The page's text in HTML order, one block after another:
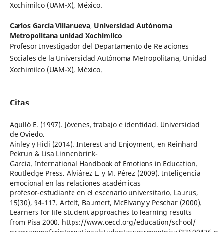
Xochimilco (UAM-X), México.
Carlos García Villanueva, Universidad Autónoma
Metropolitana unidad Xochimilco
Profesor Investigador del Departamento de Relaciones
Sociales de la Universidad Autónoma Metropolitana, Unidad
Xochimilco (UAM-X), México.
Citas
Agulló E. (1997). Jóvenes, trabajo e identidad. Universidad
de Oviedo.
Ainley y Hidi (2014). Interest and Enjoyment, en Reinhard
Pekrun & Lisa Linnenbrink-
Garcia. International Handbook of Emotions in Education.
Routledge Press. Alviárez L. y M. Pérez (2009). Inteligencia
emocional en las relaciones académicas
profesor-estudiante en el escenario universitario. Laurus,
15(30), 94-117. Artelt, Baumert, McElvany y Peschar (2000).
Learners for life student approaches to learning results
from Pisa 2000. https://www.oecd.org/education/school/